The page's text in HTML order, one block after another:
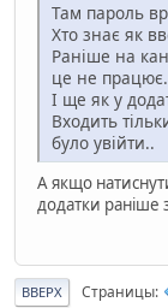
Там пароль
Хто знає як
Раніше на
це не працює.
І ще як у
Входить
було увійти..
А якщо
додатки раніше
ВВЕРХ Страницы